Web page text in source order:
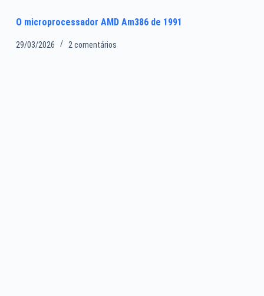
O microprocessador AMD Am386 de 1991
29/03/2026 2 comentários